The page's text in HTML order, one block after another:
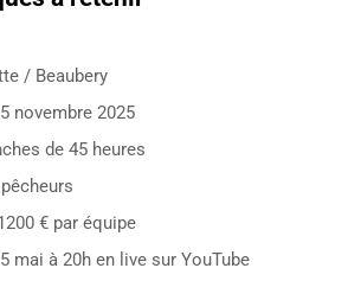
/ Beaubery
novembre 2025
de 45 heures
€ par équipe
mai à 20h en live sur YouTube